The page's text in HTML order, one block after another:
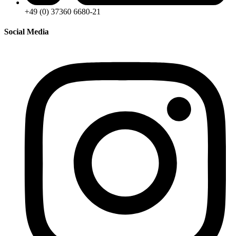
+49 (0) 37360 6680-21
Social Media